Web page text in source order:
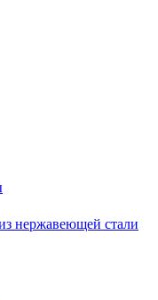
нержавеющей стали